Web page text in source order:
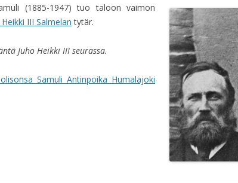
(1885-1947) tuo taloon vaimon
Heikki III Salmelan tytär.
Juho Heikki III seurassa.
Samuli Antinpoika Humalajoki